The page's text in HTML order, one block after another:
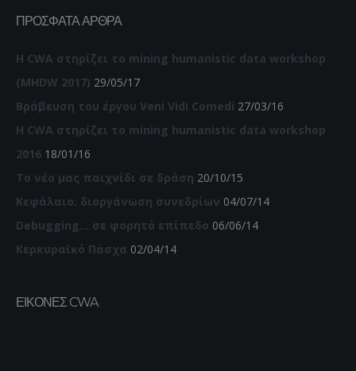
ΠΡΌΣΦΑΤΑ ΆΡΘΡΑ
Η CWA στηρίζει το mining humanistic data workshop
(MHDW 2017) 29/05/17
Βράβευση του έργου Veni Vidi Comedi 27/03/16
Η CWA στηρίζει το mining humanistic data workshop
2016 18/01/16
Το νέο μας παιχνίδι σε δράση 20/10/15
Κεφάλαιο: διοργάνωση συνεδρίων 04/07/14
Debugging… σε φορητό επίπεδο 06/06/14
Κερκυραϊκό Πάσχα 02/04/14
ΕΙΚΌΝΕΣ CWA